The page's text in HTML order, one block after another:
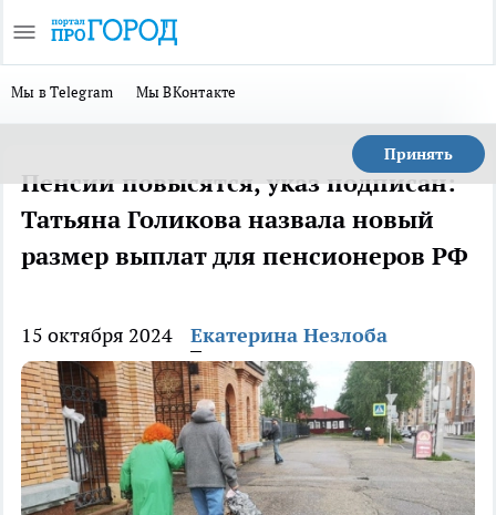
Мы в Telegram Мы ВКонтакте
Принять
Пенсии повысятся, указ подписан:
Татьяна Голикова назвала новый
размер выплат для пенсионеров РФ
15 октября 2024 Екатерина Незлоба